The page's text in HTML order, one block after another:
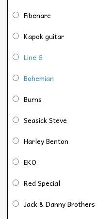
Fibenare
Kapok guitar
Line 6
Bohemian
Burns
Seasick Steve
Harley Benton
EKO
Red Special
Jack & Danny Brothers